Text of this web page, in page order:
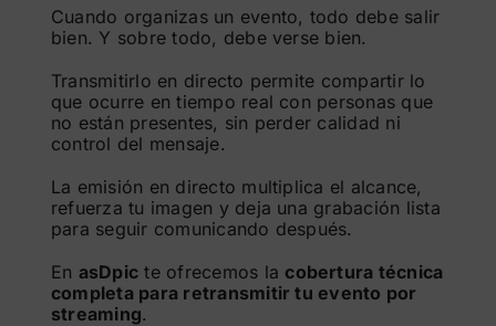
Cuando organizas un evento, todo debe salir
bien. Y sobre todo, debe verse bien.
Transmitirlo en directo permite compartir lo
que ocurre en tiempo real con personas que
no están presentes, sin perder calidad ni
control del mensaje.
La emisión en directo multiplica el alcance,
refuerza tu imagen y deja una grabación lista
para seguir comunicando después.
En asDpic te ofrecemos la cobertura técnica
completa para retransmitir tu evento por
streaming.